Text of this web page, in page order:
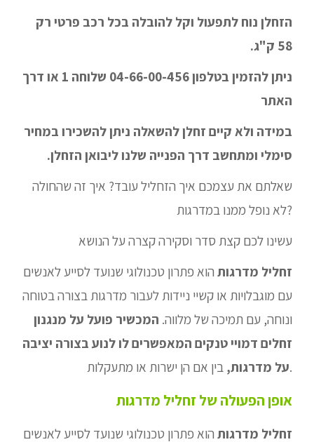
הזחלן נוח לתפעול וקל להובלה בכל רכב פרטי רק
58 ק"ג.
ניתן להזמין בטלפון 04-66-00-456 שלוחה 1 או דרך
האתר
במידה ולא קיים זחלן להשאלה ניתן להשכירו במחיר
סימלי ומתחשב דרך הפנייה שלנו ליבואן הזחלן.
שאלתם את עצמכם איך הזחליל עובד? איך זה שהחולה
לא נופל ממנו במדרגות?
עשינו לכם קצת סדר וסקירה קצרה על הנושא
זחליל מדרגות הוא פתרון טכנולוגי שנועד לסייע לאנשים
עם מוגבלויות או קשיי ניידות לעבור מדרגות בצורה בטוחה
ונוחה, עם תמיכה של מלווה. המכשיר פועל על מנגנון
זחלים דמויי טנקים המאפשרים לו לנוע בצורה יציבה
על מדרגות,בין אם הן ישרות או מתעקלות.
אופן הפעולה של זחליל מדרגות
זחליל מדרגות הוא פתרון טכנולוגי שנועד לסייע לאנשים